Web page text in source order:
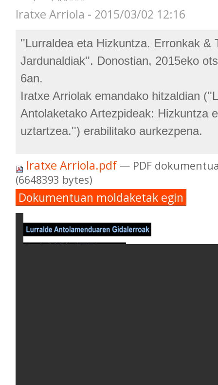
Iratxe Arriola - 2015/03/02 12:16
''Lurraldea eta Hizkuntza. Erronkak &
Jardunaldiak''. Donostian, 2015eko
6an.
Iratxe Arriolak emandako hitzaldian
Antolaketako Artezpideak: Hizkuntza
uztartzea.'') erabilitako aurkezpena.
Iratxe Arriola.pdf — PDF
(6648393 bytes)
Dokumentuan moldaketak egin